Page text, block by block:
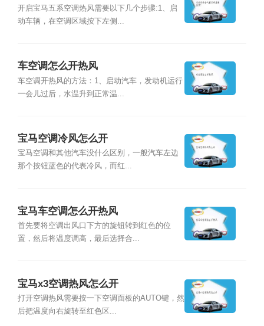
开启宝马五系空调热风需要以下几个步骤:1、启
动车辆，在空调区域按下左侧...
车空调怎么开热风
车空调开热风的方法：1、启动汽车，发动机运行
一会儿过后，水温升到正常温...
宝马空调冷风怎么开
宝马空调和其他汽车没什么区别，一般汽车左边
那个按钮蓝色的代表冷风，而红...
宝马车空调怎么开热风
首先要将空调出风口下方的旋钮转到红色的位
置，然后将温度调高，最后选择合...
宝马x3空调热风怎么开
打开空调热风需要按一下空调面板的AUTO键，然
后把温度向右旋转至红色区...